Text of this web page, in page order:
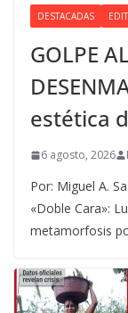
DESTACADAS
GOLPE
estética
6 agosto, 2026
Por: Miguel A.
«Doble Cara»:
metamorfosis